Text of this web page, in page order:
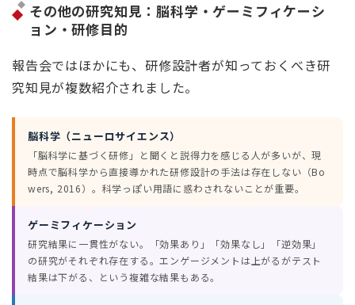
その他の研究知見：脳科学・ゲーミフィケーシ
ョン・研修目的
報告会ではほかにも、研修設計者が知っておくべき研
究知見が複数紹介されました。
脳科学（ニューロサイエンス）
「脳科学に基づく研修」と聞くと説得力を感じる人が多いが、現
時点で脳科学から直接導かれた研修設計の手法は存在しない（Bo
wers, 2016）。科学っぽい用語に惑わされないことが重要。
ゲーミフィケーション
研究結果に一貫性がない。「効果あり」「効果なし」「逆効果」
の研究がそれぞれ存在する。エンゲージメントは上がるがテスト
結果は下がる、という複雑な結果もある。